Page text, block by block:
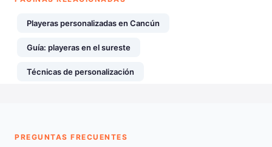
Playeras personalizadas en Cancún
Guía: playeras en el sureste
Técnicas de personalización
PREGUNTAS FRECUENTES